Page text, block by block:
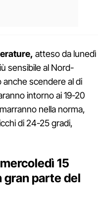
atteso da lunedì
sensibile al Nord-
scendere al di
intorno ai 19-20
nella norma,
di 24-25 gradi,
15
parte del